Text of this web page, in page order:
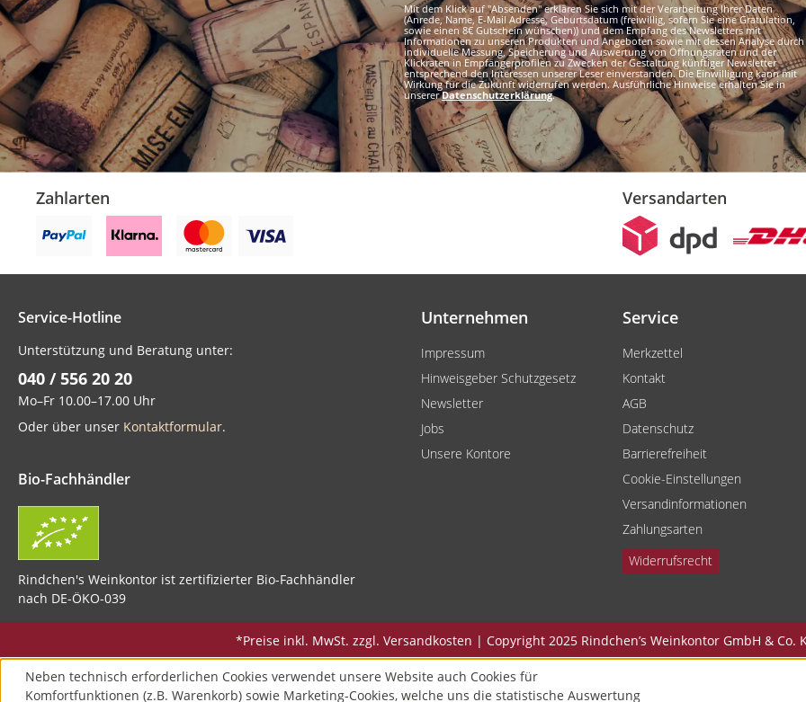
Mit dem Klick auf "Absenden" erklären Sie sich mit der Verarbeitung Ihrer Daten
(Anrede, Name, E-Mail Adresse, Geburtsdatum (freiwillig, sofern Sie eine Gratulation,
sowie einen 8€ Gutschein wünschen)) und dem Empfang des Newsletters mit
Informationen zu unseren Produkten und Angeboten sowie mit dessen Analyse durch
individuelle Messung, Speicherung und Auswertung von Öffnungsraten und der
Klickraten in Empfängerprofilen zu Zwecken der Gestaltung künftiger Newsletter
entsprechend den Interessen unserer Leser einverstanden. Die Einwilligung kann mit
Wirkung für die Zukunft widerrufen werden. Ausführliche Hinweise erhalten Sie in
unsererDatenschutzerklärung.
Zahlarten Versandarten
Service-Hotline
Unterstützung und Beratung unter:
040 / 556 20 20
Mo–Fr 10.00–17.00 Uhr
Oder über unser Kontaktformular.
Bio-Fachhändler
Rindchen's Weinkontor ist zertifizierter Bio-Fachhändler
nach DE-ÖKO-039
Unternehmen
Impressum
Hinweisgeber Schutzgesetz
Newsletter
Jobs
Unsere Kontore
Service
Merkzettel
Kontakt
AGB
Datenschutz
Barrierefreiheit
Cookie-Einstellungen
Versandinformationen
Zahlungsarten
Widerrufsrecht
*Preise inkl. MwSt. zzgl. Versandkosten | Copyright 2025 Rindchen’s Weinkontor GmbH & Co.
Neben technisch erforderlichen Cookies verwendet unsere Website auch Cookies für
Komfortfunktionen (z.B. Warenkorb) sowie Marketing-Cookies, welche uns die statistische Auswertung